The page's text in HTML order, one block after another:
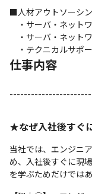
■人材アウトソーシ
・サーバ・ネット
・サーバ・ネット
・テクニカルサポ
仕事内容
★なぜ入社後すぐ
当社では、エンジニ
め、入社後すぐに現
を学ぶためだけではあ